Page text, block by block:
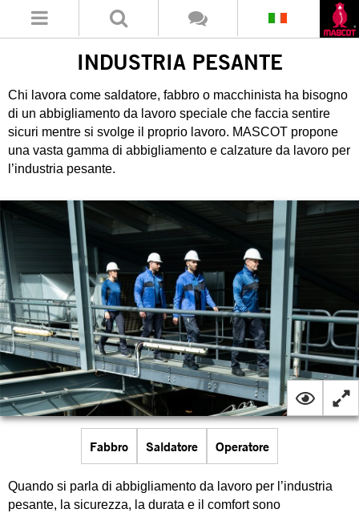
INDUSTRIA PESANTE
Chi lavora come saldatore, fabbro o macchinista ha bisogno
di un abbigliamento da lavoro speciale che faccia sentire
sicuri mentre si svolge il proprio lavoro. MASCOT propone
una vasta gamma di abbigliamento e calzature da lavoro per
l’industria pesante.
Fabbro Saldatore Operatore
Quando si parla di abbigliamento da lavoro per l’industria
pesante, la sicurezza, la durata e il comfort sono